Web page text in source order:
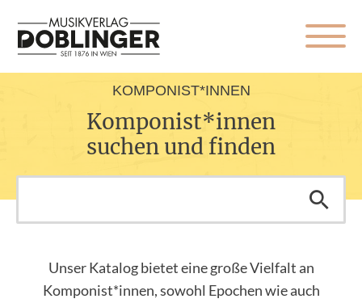
KOMPONIST*INNEN
Komponist*innen
suchen und finden
Unser Katalog bietet eine große Vielfalt an
Komponist*innen, sowohl Epochen wie auch